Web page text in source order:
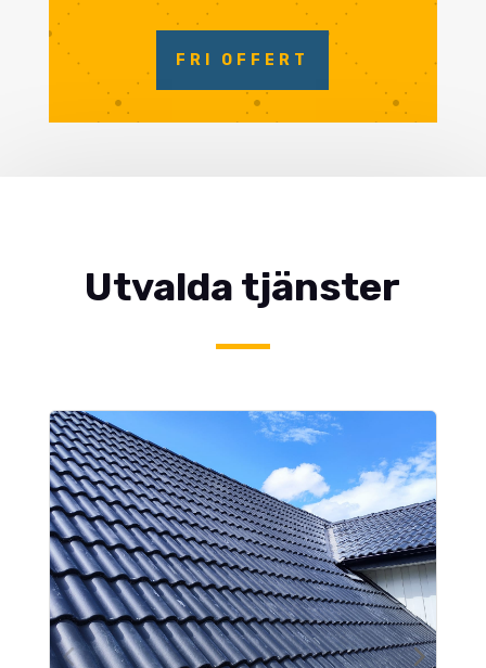
FRI OFFERT
Utvalda tjänster